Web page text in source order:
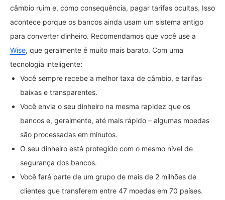
câmbio ruim e, como consequência, pagar tarifas ocultas. Isso
acontece porque os bancos ainda usam um sistema antigo
para converter dinheiro. Recomendamos que você use a
Wise, que geralmente é muito mais barato. Com uma
tecnologia inteligente:
Você sempre recebe a melhor taxa de câmbio, e tarifas
baixas e transparentes.
Você envia o seu dinheiro na mesma rapidez que os
bancos e, geralmente, até mais rápido – algumas moedas
são processadas em minutos.
O seu dinheiro está protegido com o mesmo nível de
segurança dos bancos.
Você fará parte de um grupo de mais de 2 milhões de
clientes que transferem entre 47 moedas em 70 países.